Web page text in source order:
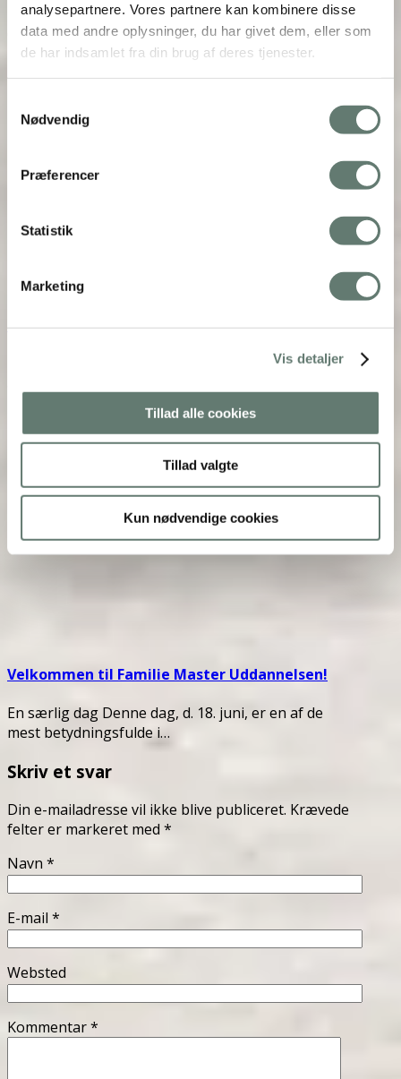
analysepartnere. Vores partnere kan kombinere disse
data med andre oplysninger, du har givet dem, eller som
de har indsamlet fra din brug af deres tjenester.
Nødvendig
Præferencer
Statistik
Marketing
Vis detaljer
Tillad alle cookies
Tillad valgte
Kun nødvendige cookies
Drømmer du om en december uden stress? Plejer
du at blive stresset i december? Har…
Kører dine værdier på automatgear?
Kører dine værdier på automatgear? Kender du det,
Velkommen til Familie Master Uddannelsen!
En særlig dag Denne dag, d. 18. juni, er en af de
mest betydningsfulde i…
Skriv et svar
Din e-mailadresse vil ikke blive publiceret. Krævede
felter er markeret med *
Navn *
E-mail *
Websted
Kommentar*